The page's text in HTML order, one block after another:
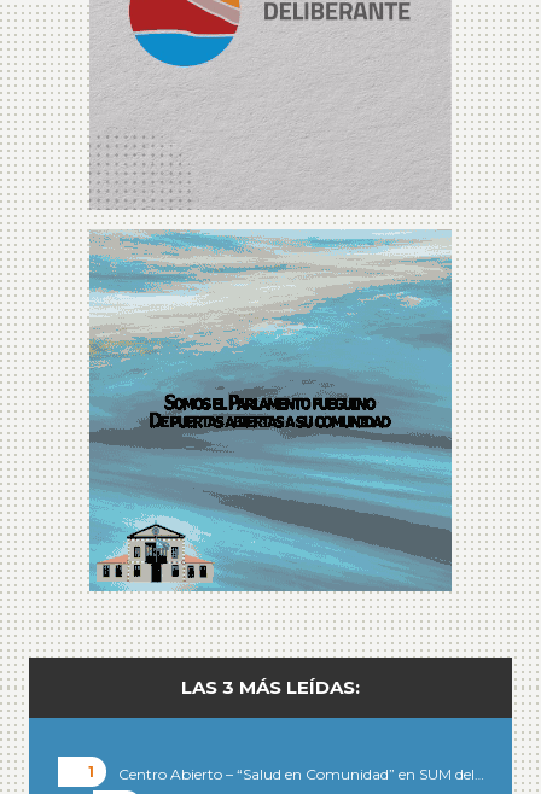
LAS 3 MÁS LEÍDAS:
Centro Abierto – “Salud en Comunidad” en SUM del…